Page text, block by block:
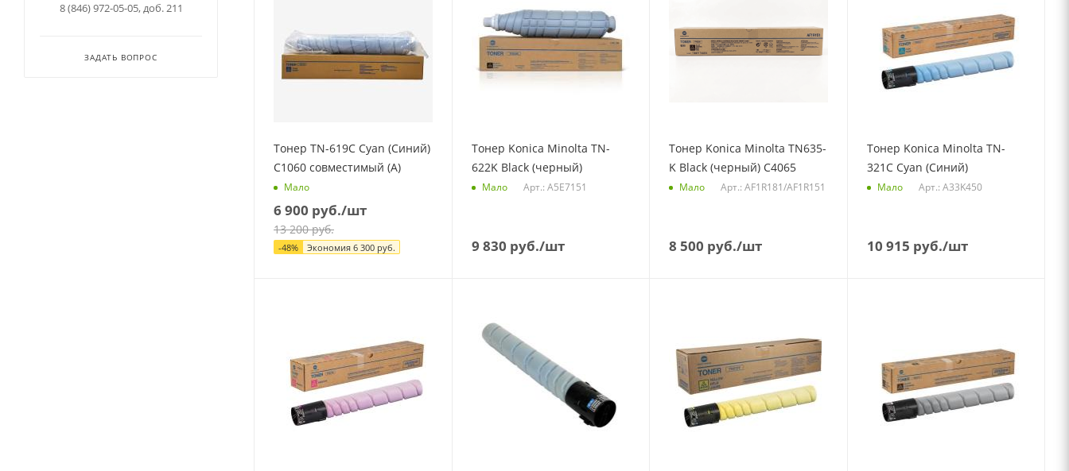
Тонер TN-619C Cyan (Синий)
C1060 совместимый (А)
Мало
6 900 руб./шт
13 200руб.
-48% Экономия 6 300 руб.
Тонер Konica Minolta TN-
622K Black (черный)
Мало Арт.: A5E7151
9 830 руб./шт
Тонер Konica Minolta TN635-
K Black (черный) C4065
Мало Арт.: AF1R181/AF1R151
8 500 руб./шт
Тонер Konica Minolta TN-
321C Cyan (Синий)
Мало Арт.: A33K450
10 915 руб./шт
8 (846) 972-05-05, доб. 211
ЗАДАТЬ ВОПРОС